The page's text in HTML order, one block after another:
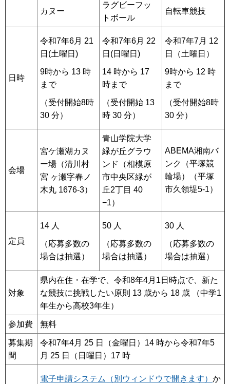
カヌー
ラグビーフッ
トボール
自転車競技
日時
令和7年6月 21
日(土曜日)
9時から 13 時
まで
（受付開始8時
30 分）
令和7年6月 22
日(日曜日)
14 時から 17
時まで
（受付開始 13
時 30 分）
令和7年7月 12
日（土曜日）
9時から 12 時
まで
（受付開始8時
30 分）
会場
宮ケ瀬湖カヌ
ー場（清川村
宮 ヶ瀬字春ノ
木丸 1676-3）
青山学院大学
緑が丘グラウ
ンド（相模原
市中央区緑が
丘2丁目 40
−1）
ABEMA湘南バ
ンク（平塚競
輪場）（平塚
市久領堤5-1）
定員
14 人
（応募多数の
場合は抽選）
50 人
（応募多数の
場合は抽選）
30 人
（応募多数の
場合は抽選）
対象
県内在住・在学で、令和8年4月1日時点で、新た
な競技に挑戦したい原則 13 歳から 18 歳 （中学1
年生から高校3年生）
参加費 無料
募集期
間
令和7年4月 25 日（金曜日）14 時から令和7年5
月 25 日（日曜日）17 時
電子申請システム（別ウィンドウで開きます） か